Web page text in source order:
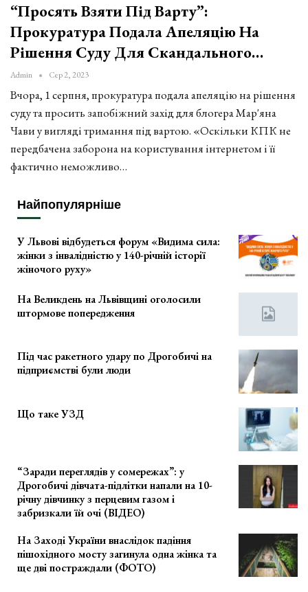
“Просять Взяти Під Варту”:
Прокуратура Подала Апеляцію На
Рішення Суду Для Скандального…
Admin Сер 2, 2023
Вчора, 1 серпня, прокуратура подала апеляцію на рішення
суду та просить запобіжний захід для блогера Мар'яна
Чави у вигляді тримання під вартою. «Оскільки КПК не
передбачена заборона на користування інтернетом і її
фактично неможливо…
Найпопулярніше
У Львові відбудеться форум «Видима сила:
жінки з інвалідністю у 140-річній історії
жіночого руху»
На Великдень на Львівщині оголосили
штормове попередження
Під час ракетного удару по Дрогобичі на
підприємстві були люди
Що таке УЗД
“Заради переглядів у сомережах”: у
Дрогобичі дівчата-підлітки напали на 10-
річну дівчинку з перцевим газом і
забризкали їй очі (ВІДЕО)
На Заході України внаслідок падіння
пішохідного мосту загинула одна жінка та
ще дві постраждали (ФОТО)